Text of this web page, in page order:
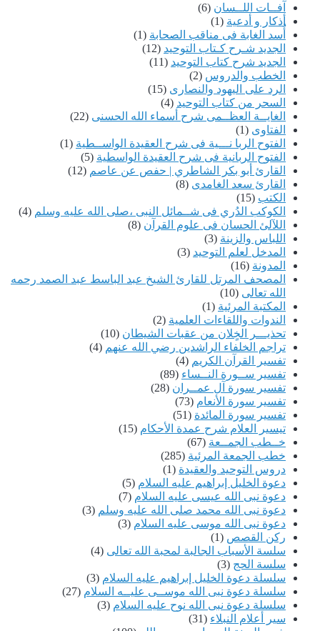
آفــات اللــسان (6)
أذكار و أدعية (1)
أُسد الغابة فى مناقب الصحابة (1)
الجديد شـرح كـتاب التوحيد (12)
الجديد شرح كتاب التوحيد (11)
الخطب والدروس (2)
الرد على اليهود والنصارى (15)
السحر من كتاب التوحيد (4)
الغايــة العظــمى شرح أسماء الله الحسنى (22)
الفتاوى (1)
الفتوح الربا نـــية فى شرح العقيدة الواســطية (1)
الفتوح الربانية فى شرح العقيدة الواسطية (5)
القارئ أبو بكر الشاطري | حفص عن عاصم (12)
القارئ سعد الغامدى (8)
الكتب (15)
الكوكب الدُري فى شــمائل النبى ،صلى الله عليه وسلم (4)
اللآلئ الحسان فى علوم القرآن (8)
اللباس والزينة (3)
المدخل لعلم التوحيد (3)
المدونة (16)
المصحف المرتل للقارئ الشيخ عبد الباسط عبد الصمد رحمه
الله تعالى (10)
المكتبة المرئية (1)
الندوات واللقاءات العلمية (2)
تحذيـــر الخٍلان من عقبات الشيطان (10)
تراجم الخلفاء الراشدين رضي الله عنهم (4)
تفسير القرآن الكريم (4)
تفسير ســورة النــساء (89)
تفسير سورة آل عمــران (28)
تفسير سورة الأنعام (73)
تفسير سورة المائدة (51)
تيسير العلام شرح عمدة الأحكام (15)
خــطب الجمــعة (67)
خطب الجمعة المرئية (285)
دروس التوحيد والعقيدة (1)
دعوة الخليل إبراهيم عليه السلام (5)
دعوة نبى الله عيسى عليه السلام (7)
دعوة نبى الله محمد صلى الله عليه وسلم (3)
دعوة نبى الله موسى عليه السلام (3)
ركن القصص (1)
سلسة الأسباب الجالبة لمحبة الله تعالى (4)
سلسة الحج (3)
سلسلة دعوة الخليل إبراهيم عليه السلام (3)
سلسلة دعوة نبى الله موســى عليــه السلام (27)
سلسلة دعوة نبى الله نوح عليه السلام (3)
سير أعلام النبلاء (31)